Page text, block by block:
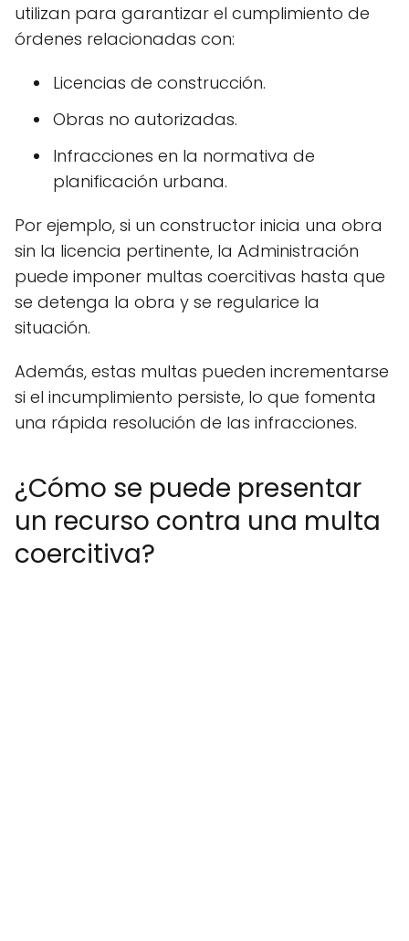
utilizan para garantizar el cumplimiento de
órdenes relacionadas con:
Licencias de construcción.
Obras no autorizadas.
Infracciones en la normativa de
planificación urbana.
Por ejemplo, si un constructor inicia una obra
sin la licencia pertinente, la Administración
puede imponer multas coercitivas hasta que
se detenga la obra y se regularice la
situación.
Además, estas multas pueden incrementarse
si el incumplimiento persiste, lo que fomenta
una rápida resolución de las infracciones.
¿Cómo se puede presentar
un recurso contra una multa
coercitiva?